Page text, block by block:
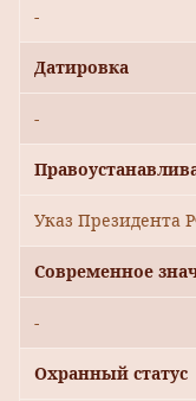
-
Датировка
-
Указ Президента
Современное
-
Охранный статус